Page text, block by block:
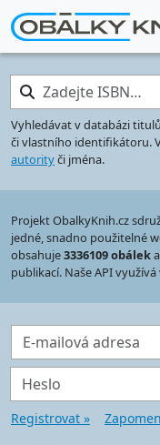
Zadejte ISBN…
Vyhledávat v databázi titulů
či vlastního identifikátoru.
autorityči jména.
Projekt ObalkyKnih.cz
jedné, snadno použitelné
obsahuje3336109 obáleka
publikací. Naše API
E-mailová adresa
Heslo
Registrovat »